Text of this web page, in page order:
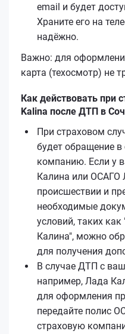
email и будет
Храните его на
надёжно.
Важно: для
карта (техосмотр) не
Как действовать при
Kalina после ДТП в
При страховом
будет обращение
компанию. Если у
Калина или ОСАГО
происшествии и
необходимые
условий, таких
Калина", можно
для получения
В случае ДТП с
например, Лада
для оформления
передайте полис
страховую